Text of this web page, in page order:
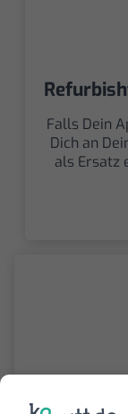
Falls Dein
Dich an
als Ersatz